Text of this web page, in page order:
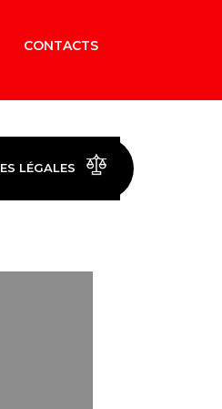
CONTACTS
LÉGALES